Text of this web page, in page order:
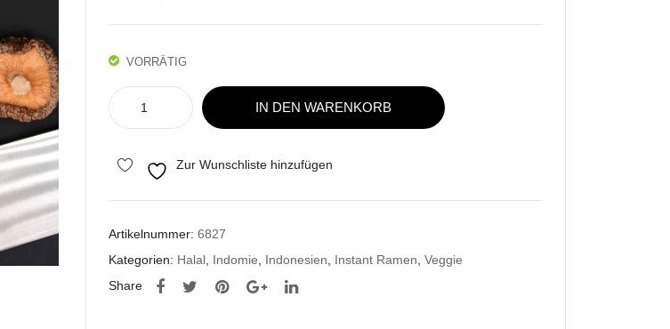
VORRÄTIG
Vegetable
Menge
IN DEN WARENKORB
Zur Wunschliste hinzufügen
Artikelnummer: 6827
Kategorien: Halal, Indomie, Indonesien, Instant Ramen, Veggie
Share